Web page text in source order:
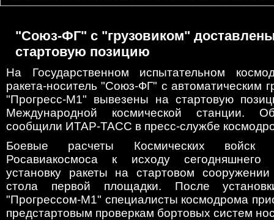
"Союз-ФГ" с "грузовиком"
стартовую позицию
На Государственном испытательном
ракета-носитель "Союз-ФГ" с автоматическим
"Прогресс-М1" вывезены на стартовую
Международной космической станции.
сообщили ИТАР-ТАСС в пресс-службе
Боевые расчеты Космических войск
Росавиакосмоса к исходу сегодняшнего
установку ракеты на стартовом сооружении
стола первой площадки. После
"Прогрессом-М1" специалисты космодрома
предстартовым проверкам бортовых систем